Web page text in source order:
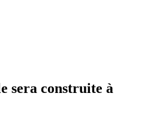
sera construite à